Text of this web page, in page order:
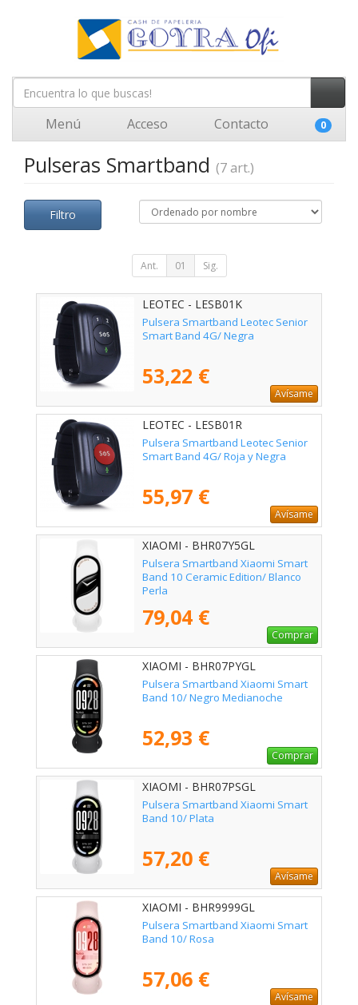
Menú Acceso Contacto 0
Pulseras Smartband (7 art.)
Filtro
Ant. 01 Sig.
LEOTEC - LESB01K
Pulsera Smartband Leotec Senior
Smart Band 4G/ Negra
53,22 €
Avísame
LEOTEC - LESB01R
Pulsera Smartband Leotec Senior
Smart Band 4G/ Roja y Negra
55,97 €
Avísame
XIAOMI - BHR07Y5GL
Pulsera Smartband Xiaomi Smart
Band 10 Ceramic Edition/ Blanco
Perla
79,04 €
Comprar
XIAOMI - BHR07PYGL
Pulsera Smartband Xiaomi Smart
Band 10/ Negro Medianoche
52,93 €
Comprar
XIAOMI - BHR07PSGL
Pulsera Smartband Xiaomi Smart
Band 10/ Plata
57,20 €
Avísame
XIAOMI - BHR9999GL
Pulsera Smartband Xiaomi Smart
Band 10/ Rosa
57,06 €
Avísame